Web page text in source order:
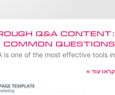
Q&A Content:
Questions
is one of the most effective tools in
קראו עוד »